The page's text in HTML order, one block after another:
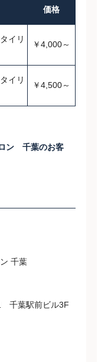
価格
イリ
￥4,000～
イリ
￥4,500～
ン 千葉のお客
千葉
千葉駅前ビル3F